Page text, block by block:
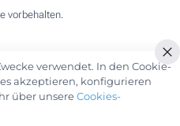
vorbehalten.
verwendet. In den Cookie-
akzeptieren, konfigurieren
über unsereCookies-